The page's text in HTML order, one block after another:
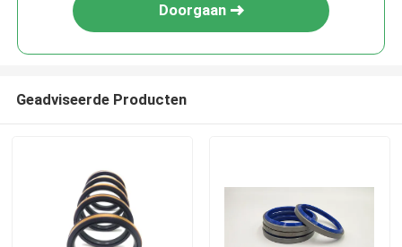
Doorgaan
Geadviseerde Producten